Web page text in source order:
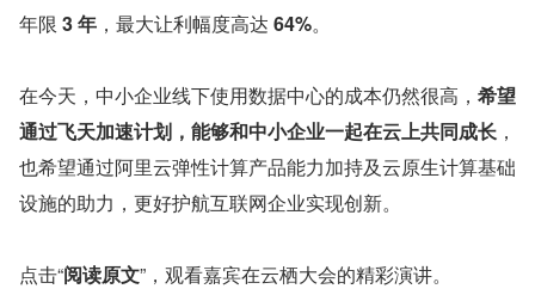
年限 3 年 ，最大让利幅度高达 64%。
在今天，中小企业线下使用数据中心的成本仍然很高， 希望
通过飞天加速计划，能够和中小企业一起在云上共同成长 ，
也希望通过阿里云弹性计算产品能力加持及云原生计算基础
设施的助力，更好护航互联网企业实现创新。
点击“阅读原文”，观看嘉宾在云栖大会的精彩演讲。